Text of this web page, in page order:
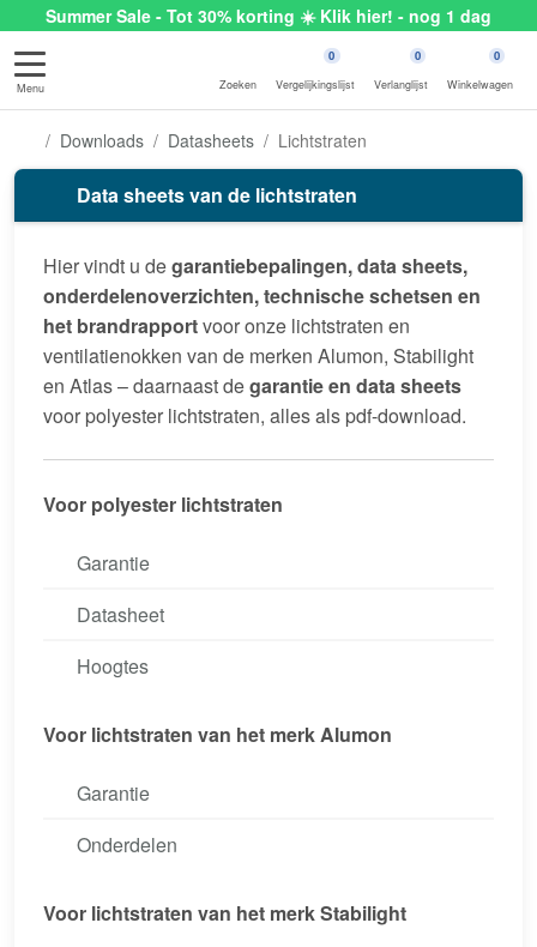
Summer Sale - Tot 30% korting ☀️ Klik hier! - nog 1 dag
Menu Zoeken
0
Vergelijkingslijst
0
Verlanglijst
0
Winkelwagen
Downloads Datasheets Lichtstraten
Data sheets van de lichtstraten
Hier vindt u degarantiebepalingen, data sheets,
onderdelenoverzichten, technische schetsen en
het brandrapportvoor onze lichtstraten en
ventilatienokken van de merken Alumon, Stabilight
en Atlas – daarnaast degarantie en data sheets
voor polyester lichtstraten, alles als pdf-download.
Voor polyester lichtstraten
Garantie
Datasheet
Hoogtes
Voor lichtstraten van het merk Alumon
Garantie
Onderdelen
Voor lichtstraten van het merk Stabilight